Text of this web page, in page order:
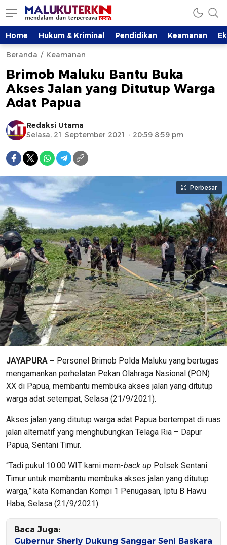
Home Hukum & Kriminal Pendidikan Keamanan
Beranda Keamanan
Brimob Maluku Bantu Buka
Akses Jalan yang Ditutup Warga
Adat Papua
Redaksi Utama
Selasa, 21 September 2021 - 20:59 8:59 pm
Perbesar
JAYAPURA – Personel Brimob Polda Maluku yang bertugas
mengamankan perhelatan Pekan Olahraga Nasional (PON)
XX di Papua, membantu membuka akses jalan yang ditutup
warga adat setempat, Selasa (21/9/2021).
Akses jalan yang ditutup warga adat Papua bertempat di ruas
jalan alternatif yang menghubungkan Telaga Ria – Dapur
Papua, Sentani Timur.
“Tadi pukul 10.00 WIT kami mem-back up Polsek Sentani
Timur untuk membantu membuka akses jalan yang ditutup
warga,” kata Komandan Kompi 1 Penugasan, Iptu B Hawu
Haba, Selasa (21/9/2021).
Baca Juga:
Gubernur Sherly Dukung Sanggar Seni Baskara